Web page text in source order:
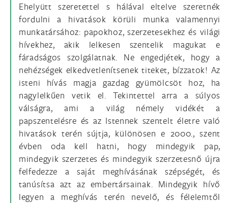
Ehelyütt szeretettel s hálával eltelve szeretnék
fordulni a hivatások körüli munka valamennyi
munkatársához: papokhoz, szerzetesekhez és világi
hívekhez, akik lelkesen szentelik magukat e
fáradságos szolgálatnak. Ne engedjétek, hogy a
nehézségek elkedvetlenítsenek titeket, bízzatok! Az
isteni hívás magja gazdag gyümölcsöt hoz, ha
nagylelkűen vetik el. Tekintettel arra a súlyos
válságra, ami a világ némely vidékét a
papszentelésre és az Istennek szentelt életre való
hivatások terén sújtja, különösen e 2000., szent
évben oda kell hatni, hogy mindegyik pap,
mindegyik szerzetes és mindegyik szerzetesnő újra
felfedezze a saját meghívásának szépségét, és
tanúsítsa azt az embertársainak. Mindegyik hívő
legyen a meghívás terén nevelő, és félelemtől